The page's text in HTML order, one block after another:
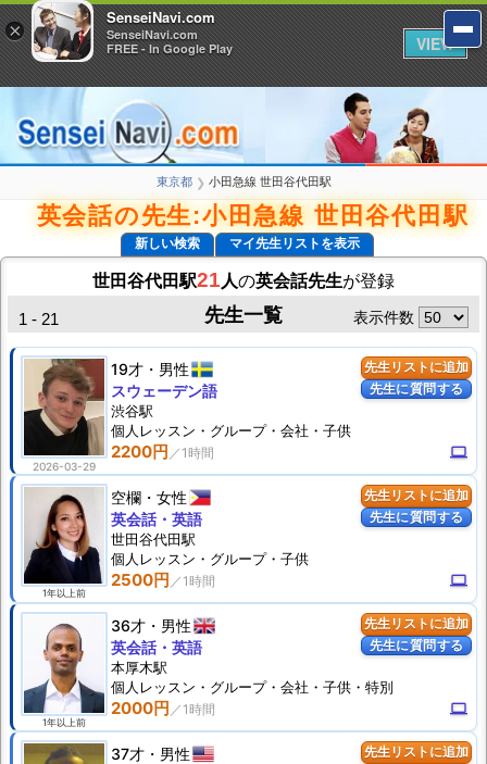
東京都 ❯ 小田急線 世田谷代田駅
英会話の先生:小田急線 世田谷代田駅
新しい検索 マイ先生リストを表示
世田谷代田駅21 人の英会話先生が登録
先生一覧
1 - 21 表示件数
先生リストに追加
先生に質問する
2026-03-29
19才 男性
2200円 computer
スウェーデン語
渋谷駅
個人 レッスン ・グループ・会社・子供
先生リストに追加
先生に質問する
1年以上前
空欄 女性
2500円 computer
英会話・英語
世田谷代田駅
個人 レッスン ・グループ・子供
先生リストに追加
先生に質問する
1年以上前
36才 男性
2000円 computer
英会話・英語
本厚木駅
個人 レッスン ・グループ・会社・子供・特別
先生リストに追加
37才 男性
×
SenseiNavi.com
SenseiNavi.com
FREE - In Google Play
VIEW
×
SenseiNavi.com
SenseiNavi.com
FREE - In Google Play
VIEW